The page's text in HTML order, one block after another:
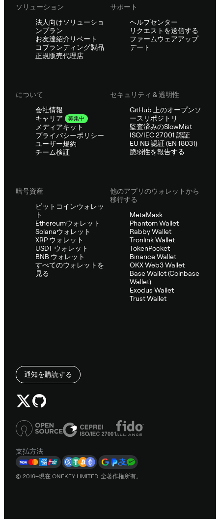
ソリューション
法人向けソリューショ
ンプラン
お友達紹介リベート
コブランディング製品
正規販売代理店
サポート
ヘルプセンター
リクエストを送信する
ファームウェアアップ
デート
について
会社情報
キャリア
募集中
メディアキット
プライバシーポリシー
ユーザー規約
チーム検証
セキュリティ & 透明性
GitHub 上のオープンソ
ースリポジトリ
監査済みのSlowMist
ISO/IEC 27001 認証
EU NB 認証 (EN 18031)
脆弱性を報告する
暗号資産
ビットコインウォレッ
ト
Ethereumウォレット
Solanaウォレット
XRP ウォレット
USDT ウォレット
BNB ウォレット
すべてのウォレットを
見る
他のアプリのウォレットから
移行する
MetaMask
Phantom Wallet
Rabby Wallet
Tronlink Wallet
TokenPocket
Binance Wallet
OKX Web3 Wallet
Base Wallet (Coinbase
Wallet)
Exodus Wallet
Trust Wallet
通知を購読する
支払方法
© 2019–現在 ONEKEY LIMITED. 全著作権所有。